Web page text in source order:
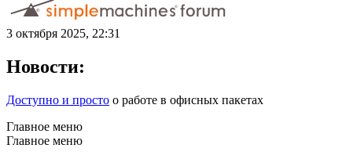
3 октября 2025, 22:31
Новости:
Доступно и просто о работе в офисных пакетах
Главное меню
Главное меню